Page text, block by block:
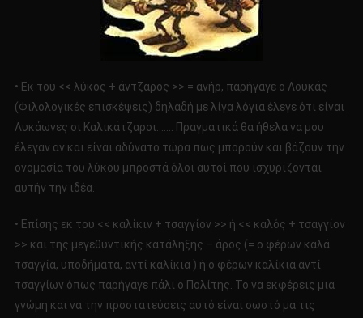
• Εκ του << λύκος + άντζαρος >> = ανήρ, παρήγαγε ο Λουκάς
(Φιλολογικές επισκέψεις) δηλαδή με λίγα λόγια έλεγε ότι είναι
Λυκάωνες οι Καλικάτζαροι……. Πραγματικά θα ήθελα να μου
έλεγαν αν και είναι αδύνατο τώρα πως μπορούν και βάζουν την
ονομασία του λύκου μπροστά όλοι αυτοί που ισχυρίζονται
αυτήν την ιδέα.
• Επίσης εκ του << καλίκιν + τσαγγίον >> ή << καλός + τσαγγίον
>> και της μεγεθυντικής κατάληξης – άρος (= ο φέρων καλά
τσαγγία, υποδήματα, αντί καλίκια ) ή ο φέρων καλίκια αντί
τσαγγίων όπως παρήγαγε πάλι ο Πολίτης. Το να εκφέρεις μια
γνώμη και να την προστατεύσεις αυτό είναι σωστό μα τις